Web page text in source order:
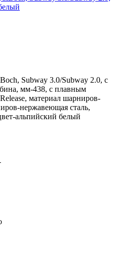
Subway 3.0/Subway 2.0, с
мм-438, с плавным
материал шарниров-
нержавеющая сталь,
альпийский белый